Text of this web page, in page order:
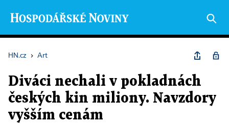
HN.cz › Art
Diváci nechali v pokladnách
českých kin miliony. Navzdory
vyšším cenám